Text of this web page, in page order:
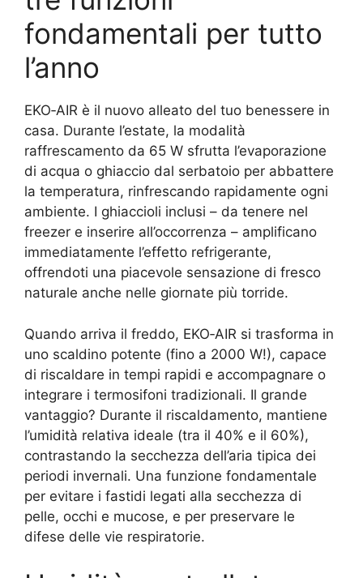
fondamentali per tutto
l’anno
EKO‑AIR è il nuovo alleato del tuo benessere in
casa. Durante l’estate, la modalità
raffrescamento da 65 W sfrutta l’evaporazione
di acqua o ghiaccio dal serbatoio per abbattere
la temperatura, rinfrescando rapidamente ogni
ambiente. I ghiaccioli inclusi – da tenere nel
freezer e inserire all’occorrenza – amplificano
immediatamente l’effetto refrigerante,
offrendoti una piacevole sensazione di fresco
naturale anche nelle giornate più torride.
Quando arriva il freddo, EKO‑AIR si trasforma in
uno scaldino potente (fino a 2000 W!), capace
di riscaldare in tempi rapidi e accompagnare o
integrare i termosifoni tradizionali. Il grande
vantaggio? Durante il riscaldamento, mantiene
l’umidità relativa ideale (tra il 40% e il 60%),
contrastando la secchezza dell’aria tipica dei
periodi invernali. Una funzione fondamentale
per evitare i fastidi legati alla secchezza di
pelle, occhi e mucose, e per preservare le
difese delle vie respiratorie.